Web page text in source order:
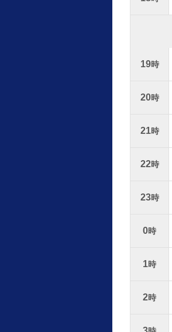
19時
20時
21時
22時
23時
0時
1時
2時